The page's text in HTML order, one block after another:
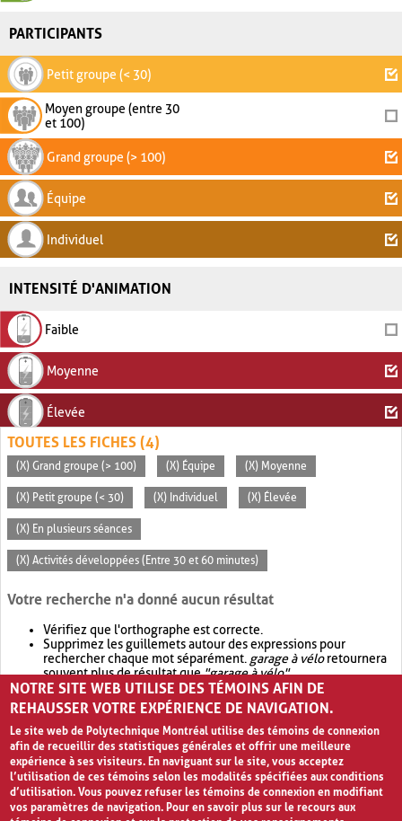
PARTICIPANTS
Petit groupe (< 30)
Moyen groupe (entre 30
et 100)
Grand groupe (> 100)
Équipe
Individuel
INTENSITÉ D'ANIMATION
Faible
Moyenne
Élevée
TOUTES LES FICHES (4)
(X) Grand groupe (> 100) (X) Équipe (X) Moyenne
(X) Petit groupe (< 30) (X) Individuel (X) Élevée
(X) En plusieurs séances
(X) Activités développées (Entre 30 et 60 minutes)
Votre recherche n'a donné aucun résultat
Vérifiez que l'orthographe est correcte.
Supprimez les guillemets autour des expressions pour
rechercher chaque mot séparément. garage à véloretournera
souvent plus de résultat que"garage à vélo".
Envisagez d'élargir votre recherche avec OR.garage OR vélo
retournera souvent plus de résultat quegarage à vélo
NOTRE SITE WEB UTILISE DES TÉMOINS AFIN DE
REHAUSSER VOTRE EXPÉRIENCE DE NAVIGATION.
Le site web de Polytechnique Montréal utilise des témoins de connexion
afin de recueillir des statistiques générales et offrir une meilleure
expérience à ses visiteurs. En naviguant sur le site, vous acceptez
l’utilisation de ces témoins selon les modalités spécifiées aux conditions
d’utilisation. Vous pouvez refuser les témoins de connexion en modifiant
vos paramètres de navigation. Pour en savoir plus sur le recours aux